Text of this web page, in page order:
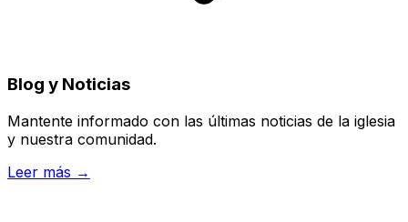
Blog y Noticias
Mantente informado con las últimas noticias de la iglesia
y nuestra comunidad.
Leer más →